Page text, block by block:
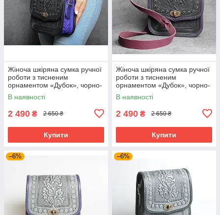
Жіноча шкіряна сумка ручної
роботи з тисненим
орнаментом «Дубок», чорно-
ультрамаринова сумка з
натуральної шкіри, 20*21*8
В наявності
2 490 ₴ 2 650 ₴
Купити
Жіноча шкіряна сумка ручної
роботи з тисненим
орнаментом «Дубок», чорно-
фіолетова сумка з
натуральної шкіри, 20*21*8
В наявності
2 490 ₴ 2 650 ₴
Купити
–6% –6%